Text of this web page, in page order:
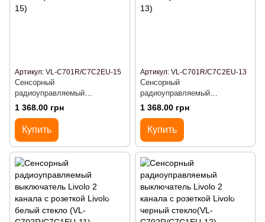
Артикул: VL-C701R/C7C2EU-15
Сенсорный
радиоуправляемый
выключатель с двумя
розетками Livolo серый стекло
(VL-C701R/C7C2EU-15)
1 368.00 грн
Купить
Артикул: VL-C701R/C7C2EU-13
Сенсорный
радиоуправляемый
выключатель с двумя
розетками Livolo золото
стекло (VL-C701R/C7C2EU-13)
1 368.00 грн
Купить